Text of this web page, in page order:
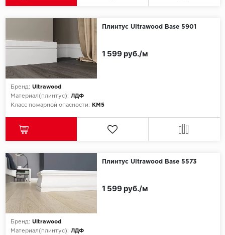
Плинтус Ultrawood Base 5901
Бренд: Ultrawood
Материал(плинтус): ЛДФ
Класс пожарной опасности:
КМ5
1 599 руб./м
Плинтус Ultrawood Base 5573
Бренд: Ultrawood
Материал(плинтус): ЛДФ
1 599 руб./м